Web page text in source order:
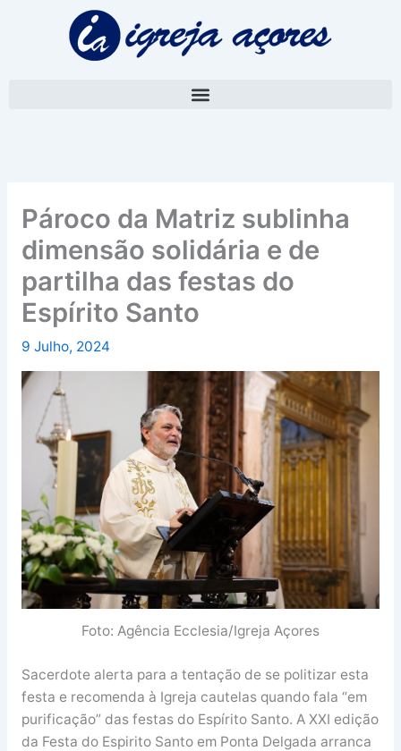
Pároco da Matriz sublinha
dimensão solidária e de
partilha das festas do
Espírito Santo
9 Julho, 2024
Foto: Agência Ecclesia/Igreja Açores
Sacerdote alerta para a tentação de se politizar esta
festa e recomenda à Igreja cautelas quando fala “em
purificação” das festas do Espírito Santo. A XXI edição
da Festa do Espirito Santo em Ponta Delgada arranca